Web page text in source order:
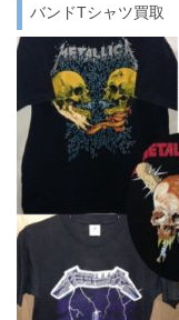
バンドTシャツ買取